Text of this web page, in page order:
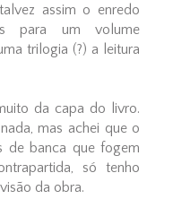
assim o enredo
para um volume
trilogia (?) a leitura
da capa do livro.
mas achei que o
de banca que fogem
só tenho
da obra.